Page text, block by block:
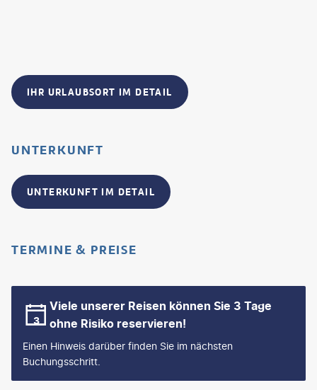
IHR URLAUBSORT IM DETAIL
UNTERKUNFT
UNTERKUNFT IM DETAIL
TERMINE & PREISE
Viele unserer Reisen können Sie 3 Tage
ohne Risiko reservieren!
Einen Hinweis darüber finden Sie im nächsten
Buchungsschritt.